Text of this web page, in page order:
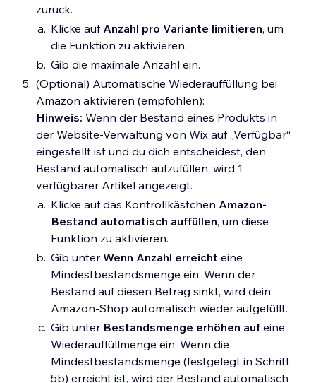
zurück.
Klicke auf Anzahl pro Variante limitieren, um
die Funktion zu aktivieren.
Gib die maximale Anzahl ein.
(Optional) Automatische Wiederauffüllung bei
Amazon aktivieren (empfohlen):
Hinweis: Wenn der Bestand eines Produkts in
der Website-Verwaltung von Wix auf „Verfügbar“
eingestellt ist und du dich entscheidest, den
Bestand automatisch aufzufüllen, wird 1
verfügbarer Artikel angezeigt.
Klicke auf das Kontrollkästchen Amazon-
Bestand automatisch auffüllen, um diese
Funktion zu aktivieren.
Gib unterWenn Anzahl erreicht eine
Mindestbestandsmenge ein. Wenn der
Bestand auf diesen Betrag sinkt, wird dein
Amazon-Shop automatisch wieder aufgefüllt.
Gib unter Bestandsmenge erhöhen auf eine
Wiederauffüllmenge ein. Wenn die
Mindestbestandsmenge (festgelegt in Schritt
5b) erreicht ist, wird der Bestand automatisch